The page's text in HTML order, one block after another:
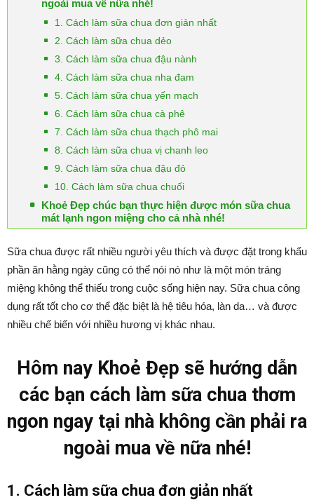
ngoài mua về nữa nhé!
1. Cách làm sữa chua đơn giản nhất
2. Cách làm sữa chua dẻo
3. Cách làm sữa chua đậu nành
4. Cách làm sữa chua nha đam
5. Cách làm sữa chua yến mạch
6. Cách làm sữa chua cà phê
7. Cách làm sữa chua thạch phô mai
8. Cách làm sữa chua vị chanh leo
9. Cách làm sữa chua đậu đỏ
10. Cách làm sữa chua chuối
Khoẻ Đẹp chúc bạn thực hiện được món sữa chua
mát lạnh ngon miệng cho cả nhà nhé!
Sữa chua được rất nhiều người yêu thích và được đặt trong khẩu
phần ăn hằng ngày cũng có thể nói nó như là một món tráng
miệng không thể thiếu trong cuộc sống hiện nay. Sữa chua công
dụng rất tốt cho cơ thể đặc biệt là hệ tiêu hóa, làn da… và được
nhiều chế biến với nhiều hương vị khác nhau.
Hôm nay Khoẻ Đẹp sẽ hướng dẫn
các bạn cách làm sữa chua thơm
ngon ngay tại nhà không cần phải ra
ngoài mua về nữa nhé!
1. Cách làm sữa chua đơn giản nhất